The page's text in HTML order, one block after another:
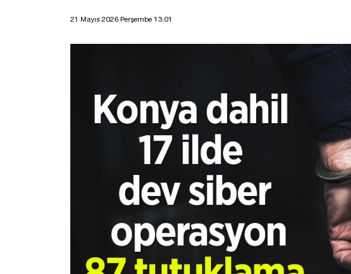
21 Mayıs 2026 Perşembe 13:01